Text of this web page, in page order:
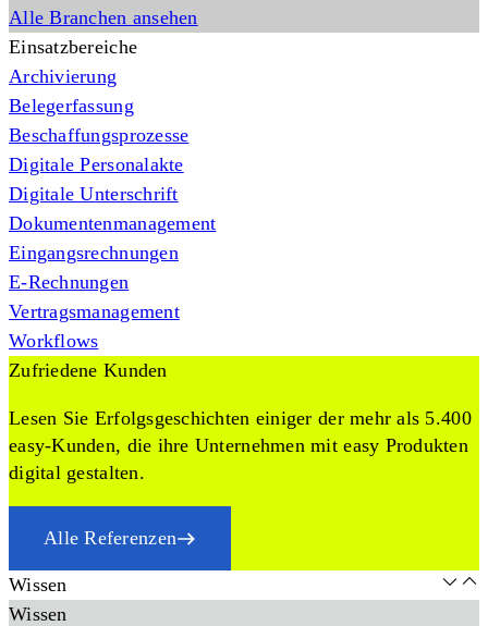
Alle Branchen ansehen
Einsatzbereiche
Archivierung
Belegerfassung
Beschaffungsprozesse
Digitale Personalakte
Digitale Unterschrift
Dokumentenmanagement
Eingangsrechnungen
E-Rechnungen
Vertragsmanagement
Workflows
Zufriedene Kunden
Lesen Sie Erfolgsgeschichten einiger der mehr als 5.400
easy-Kunden, die ihre Unternehmen mit easy Produkten
digital gestalten.
Alle Referenzen
Wissen
Wissen